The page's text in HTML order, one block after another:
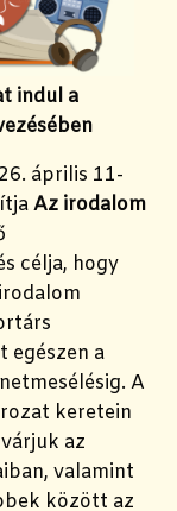
indul a
április 11-
Az irodalom
célja, hogy
egészen a
A
keretein
az
valamint
között az